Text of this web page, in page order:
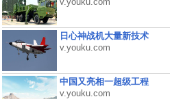
v.youku.com
日心神战机大量新技术
v.youku.com
中国又亮相一超级工程
v.youku.com